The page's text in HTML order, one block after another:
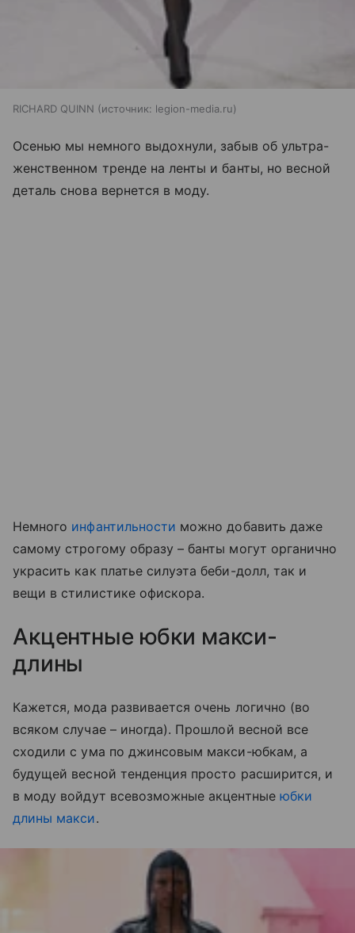
RICHARD QUINN источник: legion-media.ru
Осенью мы немного выдохнули, забыв об ультра-
женственном тренде на ленты и банты, но весной
деталь снова вернется в моду.
Немного инфантильности можно добавить даже
самому строгому образу – банты могут органично
украсить как платье силуэта беби-долл, так и
вещи в стилистике офискора.
Акцентные юбки макси-
длины
Кажется, мода развивается очень логично (во
всяком случае –иногда). Прошлой весной все
сходили с ума по джинсовым макси-юбкам, а
будущей весной тенденция просто расширится, и
в моду войдут всевозможные акцентные юбки
длины макси.